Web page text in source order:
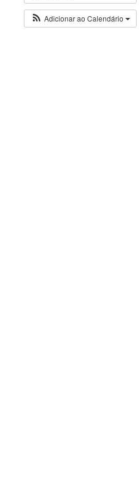
Adicionar ao Calendário